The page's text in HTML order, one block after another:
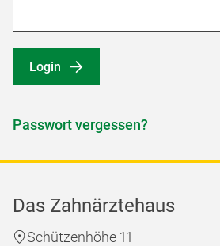
Login
Passwort vergessen?
Das Zahnärztehaus
Schützenhöhe 11